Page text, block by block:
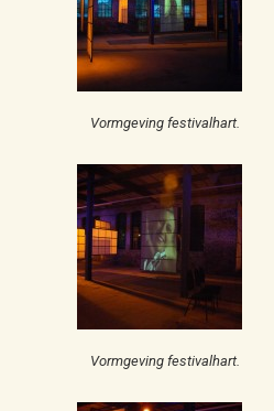
Vormgeving festivalhart.
Vormgeving festivalhart.